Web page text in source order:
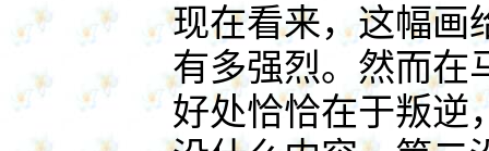
现在看来，这幅画
有多强烈。然而在
好处恰恰在于叛逆